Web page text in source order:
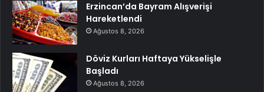
Erzincan’da Bayram Alışverişi
Hareketlendi
Ağustos 8, 2026
Döviz Kurları Haftaya Yükselişle
Başladı
Ağustos 8, 2026